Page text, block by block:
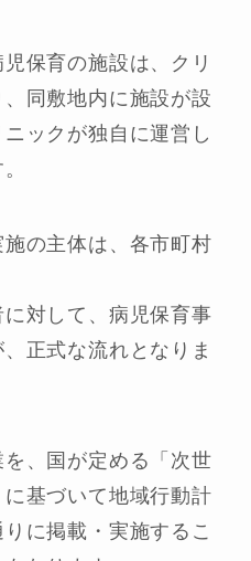
保育の施設は、クリ
同敷地内に施設が設
ックが独自に運営し
の主体は、各市町村
対して、病児保育事
正式な流れとなりま
、国が定める「次世
基づいて地域行動計
に掲載・実施するこ